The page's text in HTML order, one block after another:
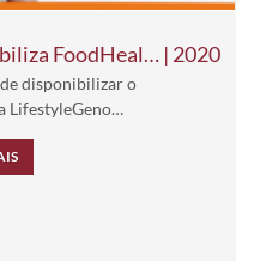
FoodHeal… | 2020
disponibilizar o
LifestyleGeno…